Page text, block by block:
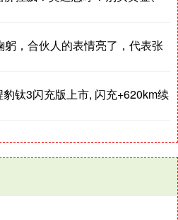
，合伙人的表情亮了，代表张
钛3闪充版上市, 闪充+620km续